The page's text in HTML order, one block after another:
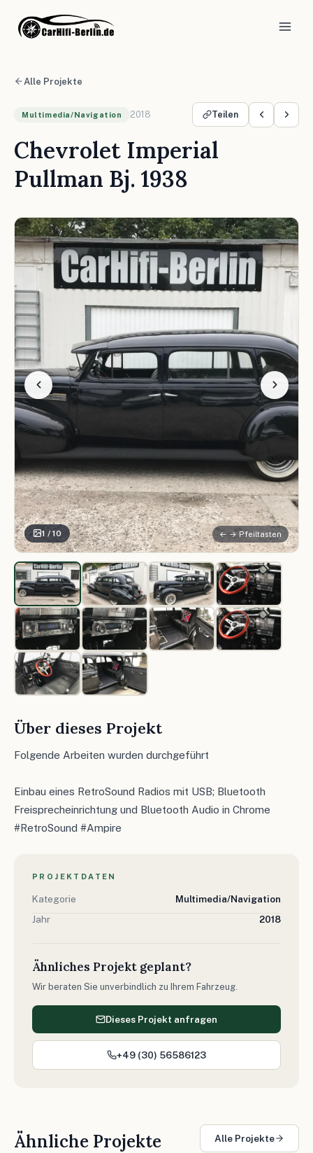
Alle Projekte
Multimedia/Navigation 2018 Teilen
Chevrolet Imperial
Pullman Bj. 1938
1 / 10 ← → Pfeiltasten
Über dieses Projekt
Folgende Arbeiten wurden durchgeführt
Einbau eines RetroSound Radios mit USB; Bluetooth
Freisprecheinrichtung und Bluetooth Audio in Chrome
#RetroSound #Ampire
PROJEKTDATEN
Kategorie
Multimedia/Navigation
Jahr
2018
Ähnliches Projekt geplant?
Wir beraten Sie unverbindlich zu Ihrem Fahrzeug.
Dieses Projekt anfragen
+49 (30) 56586123
Ähnliche Projekte Alle Projekte